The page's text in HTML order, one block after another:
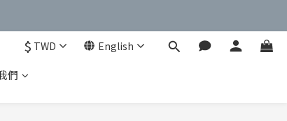
$ TWD English
們